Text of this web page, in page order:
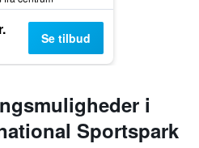
Se tilbud
i
Sportspark